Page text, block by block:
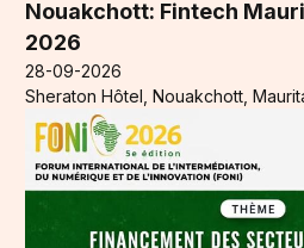
Nouakchott: Fintech
2026
28-09-2026
Sheraton Hôtel, Nouakchott,